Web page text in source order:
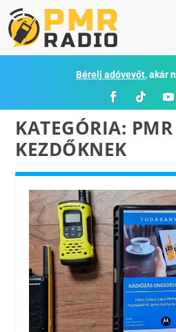
Bérelj adóvevőt, akár
KATEGÓRIA:
KEZDŐKNEK